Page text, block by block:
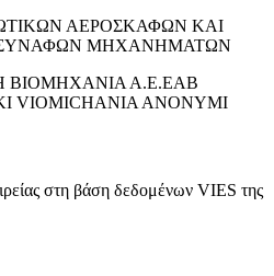
ΑΕΡΟΣΚΑΦΩΝ ΚΑΙ
ΜΗΧΑΝΗΜΑΤΩΝ
ΒΙΟΜΗΧΑΝΙΑ Α.Ε.ΕΑΒ
VIOMICHANIA ANONYMI
στη βάση δεδομένων VIES της